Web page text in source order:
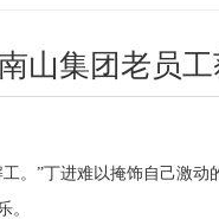
山集团老员
。 ”丁进难以掩饰自己激动
。